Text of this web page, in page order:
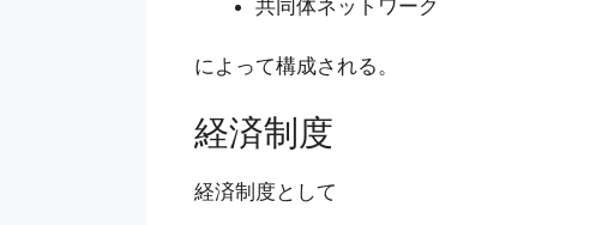
共同体ネットワーク
によって構成される。
経済制度
経済制度として